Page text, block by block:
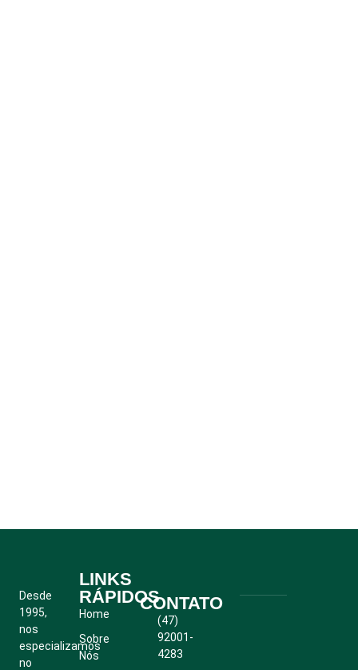
Desde
1995,
nos
especializamos
no
LINKS
RÁPIDOS
Home
Sobre
Nós
CONTATO
(47)
92001-
4283